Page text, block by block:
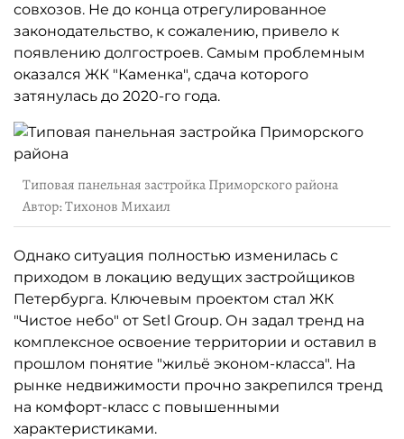
совхозов. Не до конца отрегулированное
законодательство, к сожалению, привело к
появлению долгостроев. Самым проблемным
оказался ЖК "Каменка", сдача которого
затянулась до 2020-го года.
Типовая панельная застройка Приморского района
Автор: Тихонов Михаил
Однако ситуация полностью изменилась с
приходом в локацию ведущих застройщиков
Петербурга. Ключевым проектом стал ЖК
"Чистое небо" от Setl Group. Он задал тренд на
комплексное освоение территории и оставил в
прошлом понятие "жильё эконом-класса". На
рынке недвижимости прочно закрепился тренд
на комфорт-класс с повышенными
характеристиками.